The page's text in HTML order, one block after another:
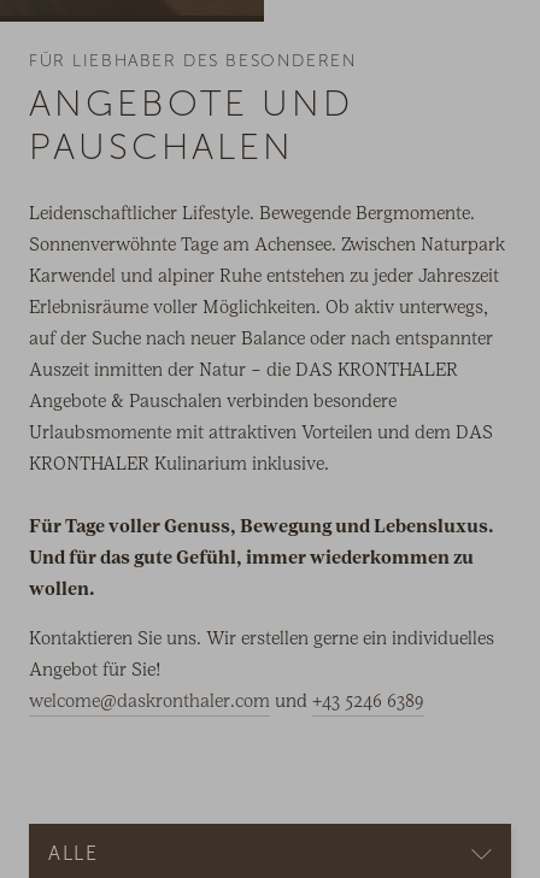
FÜR LIEBHABER DES BESONDEREN
ANGEBOTE UND
PAUSCHALEN
Leidenschaftlicher Lifestyle. Bewegende Bergmomente.
Sonnenverwöhnte Tage am Achensee. Zwischen Naturpark
Karwendel und alpiner Ruhe entstehen zu jeder Jahreszeit
Erlebnisräume voller Möglichkeiten. Ob aktiv unterwegs,
auf der Suche nach neuer Balance oder nach entspannter
Auszeit inmitten der Natur – die DAS KRONTHALER
Angebote & Pauschalen verbinden besondere
Urlaubsmomente mit attraktiven Vorteilen und dem DAS
KRONTHALER Kulinarium inklusive.
Für Tage voller Genuss, Bewegung und Lebensluxus.
Und für das gute Gefühl, immer wiederkommen zu
wollen.
Kontaktieren Sie uns. Wir erstellen gerne ein individuelles
Angebot für Sie!
welcome@daskronthaler.com und +43 5246 6389
ALLE